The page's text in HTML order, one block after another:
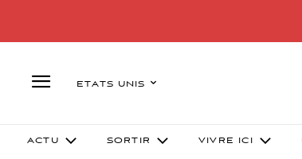
ETATS UNIS
ACTU SORTIR VIVRE ICI